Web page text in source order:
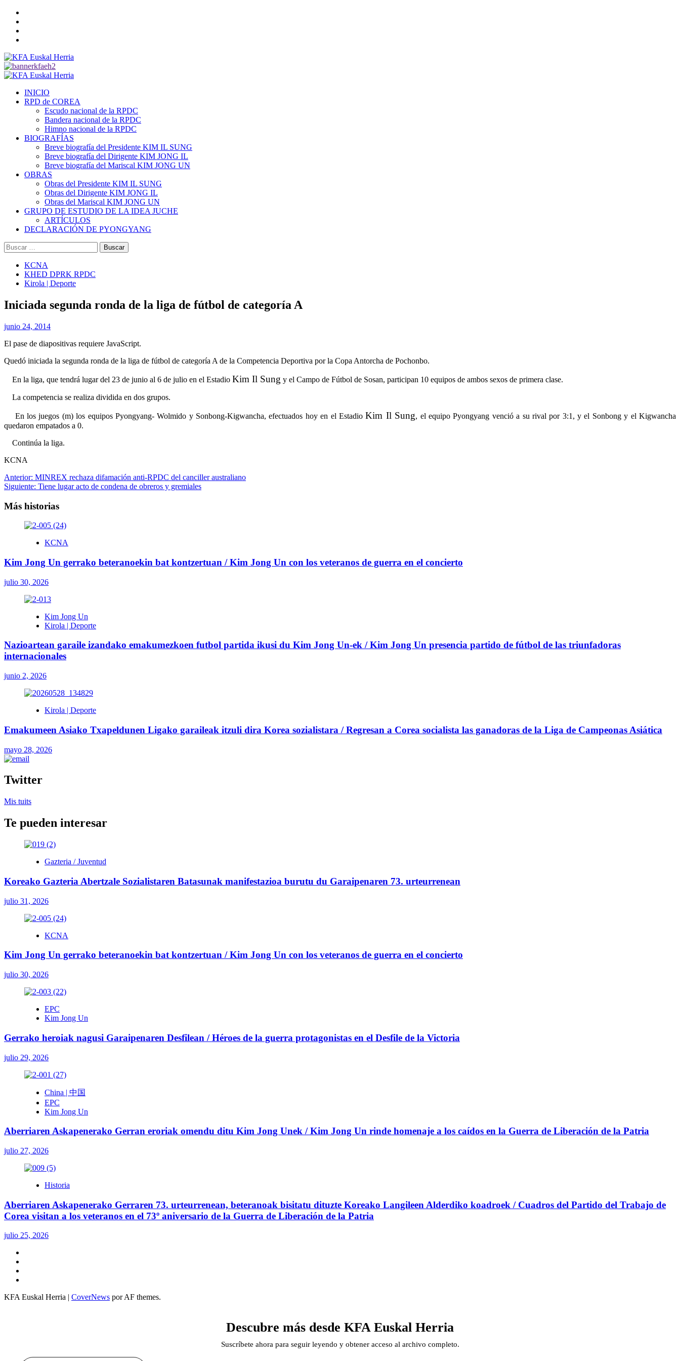
Saltar
contenido
Menú
INICIO
RPD de COREA
Escudo nacional de la RPDC
Bandera nacional de la RPDC
Himno nacional de la RPDC
BIOGRAFÍAS
Breve biografía del Presidente KIM IL SUNG
Breve biografía del Dirigente KIM JONG IL
Breve biografía del Mariscal KIM JONG UN
OBRAS
Obras del Presidente KIM IL SUNG
Obras del Dirigente KIM JONG IL
Obras del Mariscal KIM JONG UN
GRUPO DE ESTUDIO DE LA IDEA JUCHE
ARTÍCULOS
DECLARACIÓN DE PYONGYANG
Buscar:
KCNA
KHED DPRK RPDC
Kirola | Deporte
Iniciada segunda ronda de la liga de fútbol de categoría A
junio 24, 2014
El pase de diapositivas requiere JavaScript.
Quedó iniciada la segunda ronda de la liga de fútbol de categoría A de la Competencia Deportiva por la Copa Antorcha de Pochonbo.
En la liga, que tendrá lugar del 23 de junio al 6 de julio en el Estadio Kim Il Sung y el Campo de Fútbol de Sosan, participan 10 equipos de ambos sexos de primera clase.
La competencia se realiza dividida en dos grupos.
En los juegos (m) los equipos Pyongyang- Wolmido y Sonbong-Kigwancha, efectuados hoy en el Estadio Kim Il Sung, el equipo Pyongyang venció a su rival por 3:1, y el Sonbong y el Kigwancha
quedaron empatados a 0.
Continúa la liga.
KCNA
Navegación
de
entradas
Anterior: MINREX rechaza difamación anti-RPDC del canciller australiano
Siguiente: Tiene lugar acto de condena de obreros y gremiales
Más historias
KCNA
Kim Jong Un gerrako beteranoekin bat kontzertuan / Kim Jong Un con los veteranos de guerra en el concierto
julio 30, 2026
Kim Jong Un
Kirola | Deporte
Nazioartean garaile izandako emakumezkoen futbol partida ikusi du Kim Jong Un-ek / Kim Jong Un presencia partido de fútbol de las triunfadoras
internacionales
junio 2, 2026
Kirola | Deporte
Emakumeen Asiako Txapeldunen Ligako garaileak itzuli dira Korea sozialistara / Regresan a Corea socialista las ganadoras de la Liga de Campeonas Asiática
mayo 28, 2026
Twitter
Mis tuits
Te pueden interesar
Gazteria / Juventud
Koreako Gazteria Abertzale Sozialistaren Batasunak manifestazioa burutu du Garaipenaren 73. urteurrenean
julio 31, 2026
KCNA
Kim Jong Un gerrako beteranoekin bat kontzertuan / Kim Jong Un con los veteranos de guerra en el concierto
julio 30, 2026
EPC
Kim Jong Un
Gerrako heroiak nagusi Garaipenaren Desfilean / Héroes de la guerra protagonistas en el Desfile de la Victoria
julio 29, 2026
China | 中国
EPC
Kim Jong Un
Aberriaren Askapenerako Gerran eroriak omendu ditu Kim Jong Unek / Kim Jong Un rinde homenaje a los caídos en la Guerra de Liberación de la Patria
julio 27, 2026
Historia
Aberriaren Askapenerako Gerraren 73. urteurrenean, beteranoak bisitatu dituzte Koreako Langileen Alderdiko koadroek / Cuadros del Partido del Trabajo de
Corea visitan a los veteranos en el 73º aniversario de la Guerra de Liberación de la Patria
julio 25, 2026
KFA Euskal Herria | CoverNews por AF themes.
Descubre más desde KFA Euskal Herria
Suscríbete ahora para seguir leyendo y obtener acceso al archivo completo.